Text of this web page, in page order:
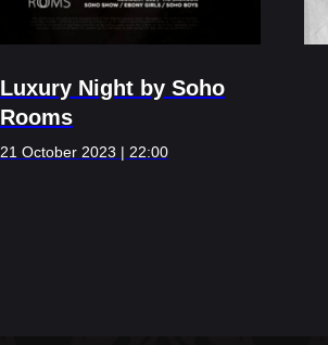
Luxury Night by Soho
Rooms
21 October 2023 | 22:00